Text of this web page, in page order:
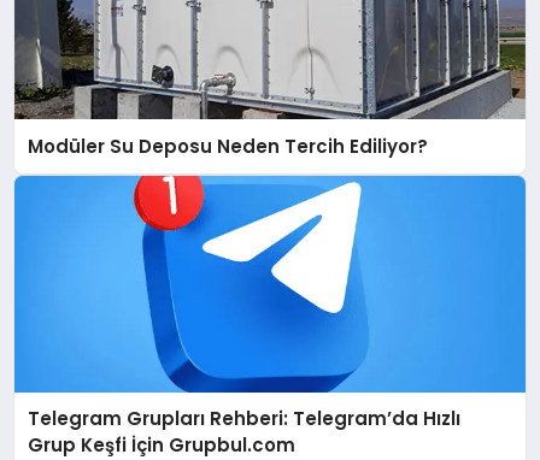
Modüler Su Deposu Neden Tercih Ediliyor?
Telegram Grupları Rehberi: Telegram’da Hızlı
Grup Keşfi İçin Grupbul.com